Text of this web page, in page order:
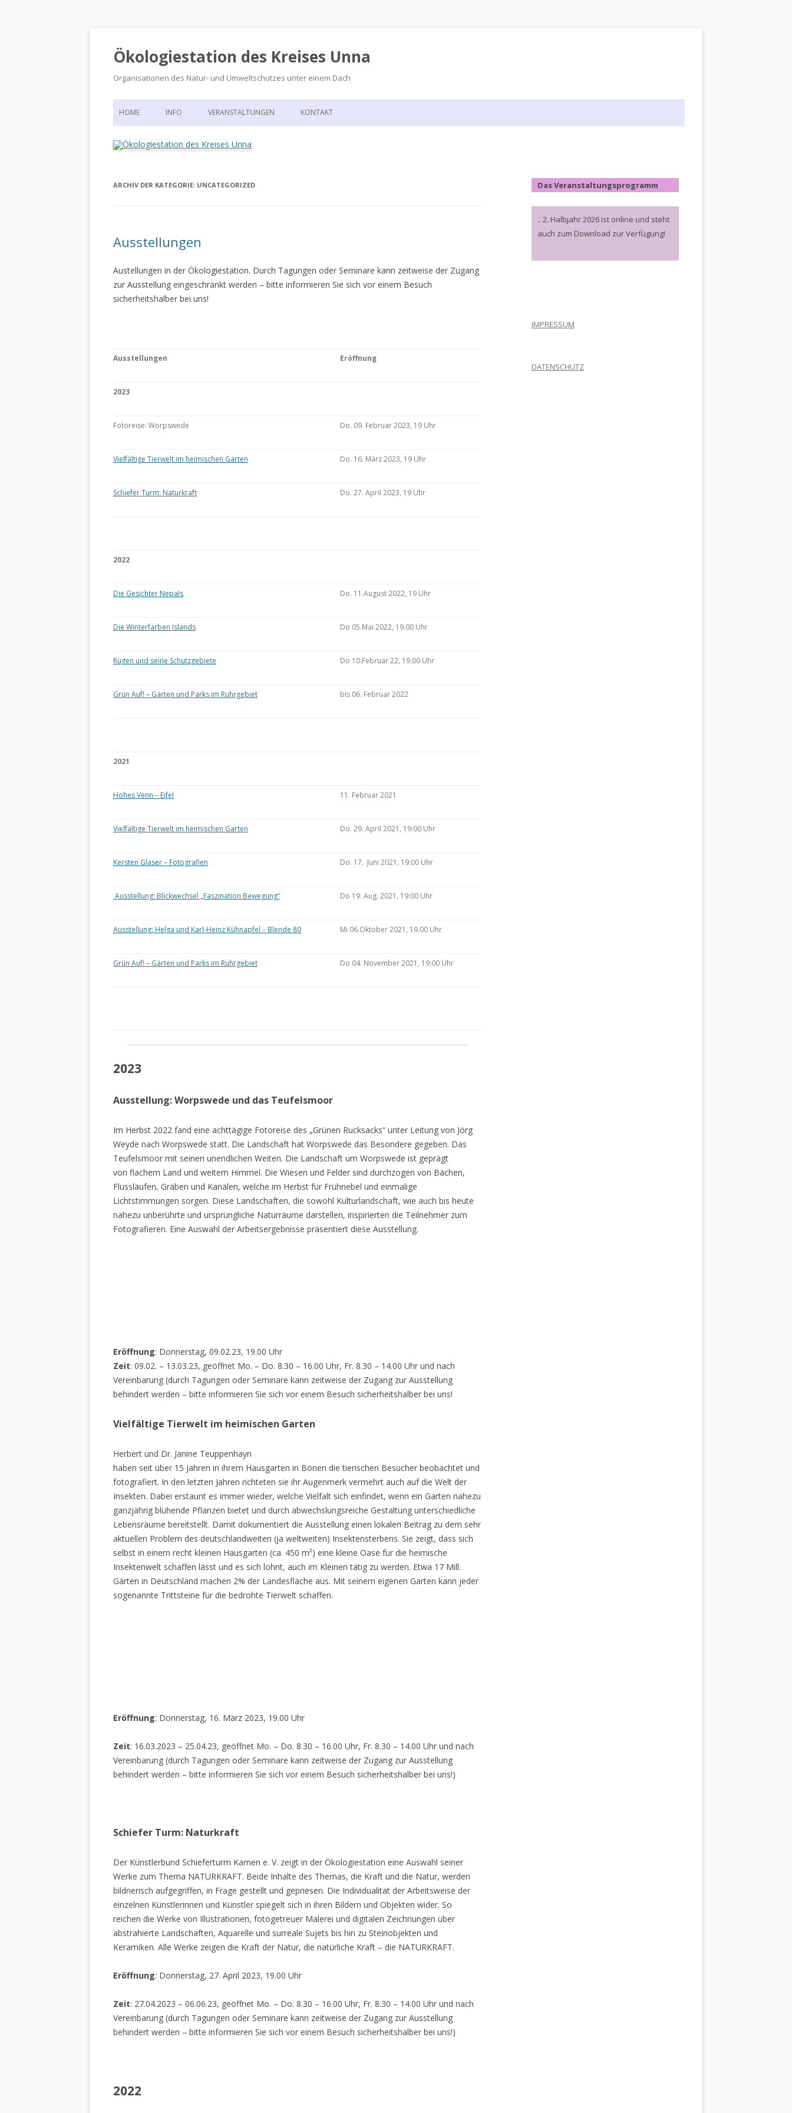
Ökologiestation des Kreises Unna
Organisationen des Natur- und Umweltschutzes unter einem Dach
Zum
HOME INFO VERANSTALTUNGEN KONTAKT
ARCHIV DER KATEGORIE: UNCATEGORIZED
Ausstellungen
Austellungen in der Ökologiestation. Durch Tagungen oder Seminare kann zeitweise der Zugang
zur Ausstellung eingeschränkt werden – bitte informieren Sie sich vor einem Besuch
sicherheitshalber bei uns!
Ausstellungen Eröffnung
2023
Fotoreise: Worpswede Do. 09. Februar 2023, 19 Uhr
Vielfältige Tierwelt im heimischen Garten Do. 16. März 2023, 19 Uhr
Schiefer Turm: Naturkraft Do. 27. April 2023, 19 Uhr
2022
Die Gesichter Nepals Do. 11.August 2022, 19 Uhr
Die Winterfarben Islands Do 05.Mai 2022, 19.00 Uhr
Rügen und seine Schutzgebiete Do 10.Februar 22, 19.00 Uhr
Grün Auf! – Gärten und Parks im Ruhrgebiet bis 06. Februar 2022
2021
Hohes Venn – Eifel 11. Februar 2021
Vielfältige Tierwelt im heimischen Garten Do. 29. April 2021, 19:00 Uhr
Kersten Glaser – Fotografien Do. 17. Juni 2021, 19:00 Uhr
Ausstellung: Blickwechsel „Faszination Bewegung“ Do 19. Aug. 2021, 19:00 Uhr
Ausstellung: Helga und Karl-Heinz Kühnapfel – Blende 80 Mi 06.Oktober 2021, 19.00 Uhr
Grün Auf! – Gärten und Parks im Ruhrgebiet Do 04. November 2021, 19:00 Uhr
2023
Ausstellung: Worpswede und das Teufelsmoor
Im Herbst 2022 fand eine achttägige Fotoreise des „Grünen Rucksacks“ unter Leitung von Jörg
Weyde nach Worpswede statt. Die Landschaft hat Worpswede das Besondere gegeben. Das
Teufelsmoor mit seinen unendlichen Weiten. Die Landschaft um Worpswede ist geprägt
von flachem Land und weitem Himmel. Die Wiesen und Felder sind durchzogen von Bächen,
Flussläufen, Gräben und Kanälen, welche im Herbst für Frühnebel und einmalige
Lichtstimmungen sorgen. Diese Landschaften, die sowohl Kulturlandschaft, wie auch bis heute
nahezu unberührte und ursprüngliche Naturräume darstellen, inspirierten die Teilnehmer zum
Fotografieren. Eine Auswahl der Arbeitsergebnisse präsentiert diese Ausstellung.
Eröffnung: Donnerstag, 09.02.23, 19.00 Uhr
Zeit: 09.02. – 13.03.23, geöffnet Mo. – Do. 8.30 – 16.00 Uhr, Fr. 8.30 – 14.00 Uhr und nach
Vereinbarung (durch Tagungen oder Seminare kann zeitweise der Zugang zur Ausstellung
behindert werden – bitte informieren Sie sich vor einem Besuch sicherheitshalber bei uns!
Vielfältige Tierwelt im heimischen Garten
Herbert und Dr. Janine Teuppenhayn
haben seit über 15 Jahren in ihrem Hausgarten in Bönen die tierischen Besucher beobachtet und
fotografiert. In den letzten Jahren richteten sie ihr Augenmerk vermehrt auch auf die Welt der
Insekten. Dabei erstaunt es immer wieder, welche Vielfalt sich einfindet, wenn ein Garten nahezu
ganzjährig blühende Pflanzen bietet und durch abwechslungsreiche Gestaltung unterschiedliche
Lebensräume bereitstellt. Damit dokumentiert die Ausstellung einen lokalen Beitrag zu dem sehr
aktuellen Problem des deutschlandweiten (ja weltweiten) Insektensterbens. Sie zeigt, dass sich
selbst in einem recht kleinen Hausgarten (ca. 450 m²) eine kleine Oase für die heimische
Insektenwelt schaffen lässt und es sich lohnt, auch im Kleinen tätig zu werden. Etwa 17 Mill.
Gärten in Deutschland machen 2% der Landesfläche aus. Mit seinem eigenen Garten kann jeder
sogenannte Trittsteine für die bedrohte Tierwelt schaffen.
Eröffnung: Donnerstag, 16. März 2023, 19.00 Uhr
Zeit: 16.03.2023 – 25.04.23, geöffnet Mo. – Do. 8.30 – 16.00 Uhr, Fr. 8.30 – 14.00 Uhr und nach
Vereinbarung (durch Tagungen oder Seminare kann zeitweise der Zugang zur Ausstellung
behindert werden – bitte informieren Sie sich vor einem Besuch sicherheitshalber bei uns!)
Schiefer Turm: Naturkraft
Der Künstlerbund Schieferturm Kamen e. V. zeigt in der Ökologiestation eine Auswahl seiner
Werke zum Thema NATURKRAFT. Beide Inhalte des Themas, die Kraft und die Natur, werden
bildnerisch aufgegriffen, in Frage gestellt und gepriesen. Die Individualität der Arbeitsweise der
einzelnen Künstlerinnen und Künstler spiegelt sich in ihren Bildern und Objekten wider. So
reichen die Werke von Illustrationen, fotogetreuer Malerei und digitalen Zeichnungen über
abstrahierte Landschaften, Aquarelle und surreale Sujets bis hin zu Steinobjekten und
Keramiken. Alle Werke zeigen die Kraft der Natur, die natürliche Kraft – die NATURKRAFT.
Eröffnung: Donnerstag, 27. April 2023, 19.00 Uhr
Zeit: 27.04.2023 – 06.06.23, geöffnet Mo. – Do. 8.30 – 16.00 Uhr, Fr. 8.30 – 14.00 Uhr und nach
Vereinbarung (durch Tagungen oder Seminare kann zeitweise der Zugang zur Ausstellung
behindert werden – bitte informieren Sie sich vor einem Besuch sicherheitshalber bei uns!)
2022
Das Veranstaltungsprogramm
.. 2. Halbjahr 2026 ist online und steht
auch zum Download zur Verfügung!
IMPRESSUM
DATENSCHUTZ